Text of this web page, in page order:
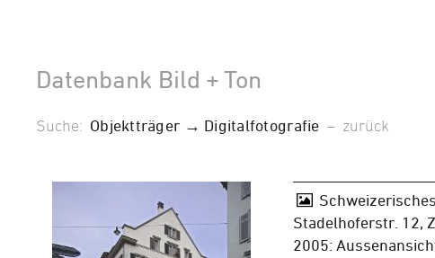
Datenbank Bild + Ton
Suche: Objektträger → Digitalfotografie – zurück
Stadelhoferstr. 12,
2005: